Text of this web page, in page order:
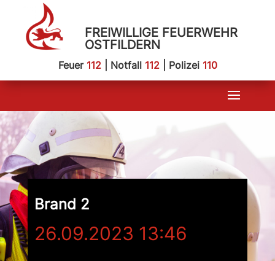
FREIWILLIGE FEUERWEHR
OSTFILDERN
Feuer 112| Notfall 112| Polizei 110
Brand 2
26.09.2023 13:46